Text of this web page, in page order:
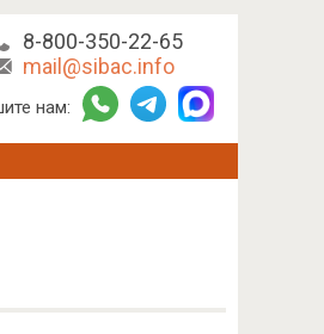
8-800-350-22-65
mail@sibac.info
нам: